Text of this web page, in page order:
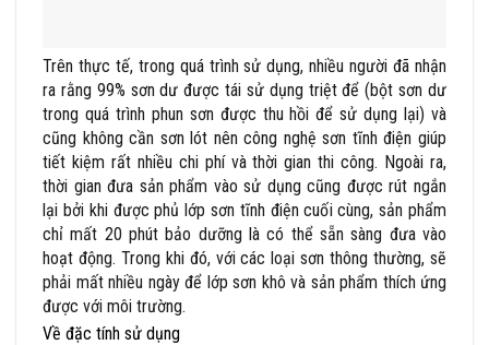
Trên thực tế, trong quá trình sử dụng, nhiều người đã nhận
ra rằng 99% sơn dư được tái sử dụng triệt để (bột sơn dư
trong quá trình phun sơn được thu hồi để sử dụng lại) và
cũng không cần sơn lót nên công nghệ sơn tĩnh điện giúp
tiết kiệm rất nhiều chi phí và thời gian thi công. Ngoài ra,
thời gian đưa sản phẩm vào sử dụng cũng được rút ngắn
lại bởi khi được phủ lớp sơn tĩnh điện cuối cùng, sản phẩm
chỉ mất 20 phút bảo dưỡng là có thể sẵn sàng đưa vào
hoạt động. Trong khi đó, với các loại sơn thông thường, sẽ
phải mất nhiều ngày để lớp sơn khô và sản phẩm thích ứng
được với môi trường.
Về đặc tính sử dụng